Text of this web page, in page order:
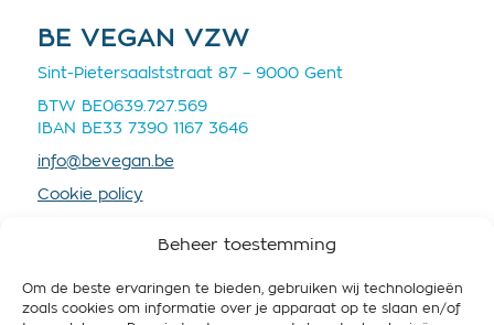
Beheer toestemming
Om de beste ervaringen te bieden, gebruiken wij technologieën
zoals cookies om informatie over je apparaat op te slaan en/of
BE VEGAN VZW
Sint-Pietersaalststraat 87 – 9000 Gent
BTW BE0639.727.569
IBAN BE33 7390 1167 3646
info@bevegan.be
Cookie policy